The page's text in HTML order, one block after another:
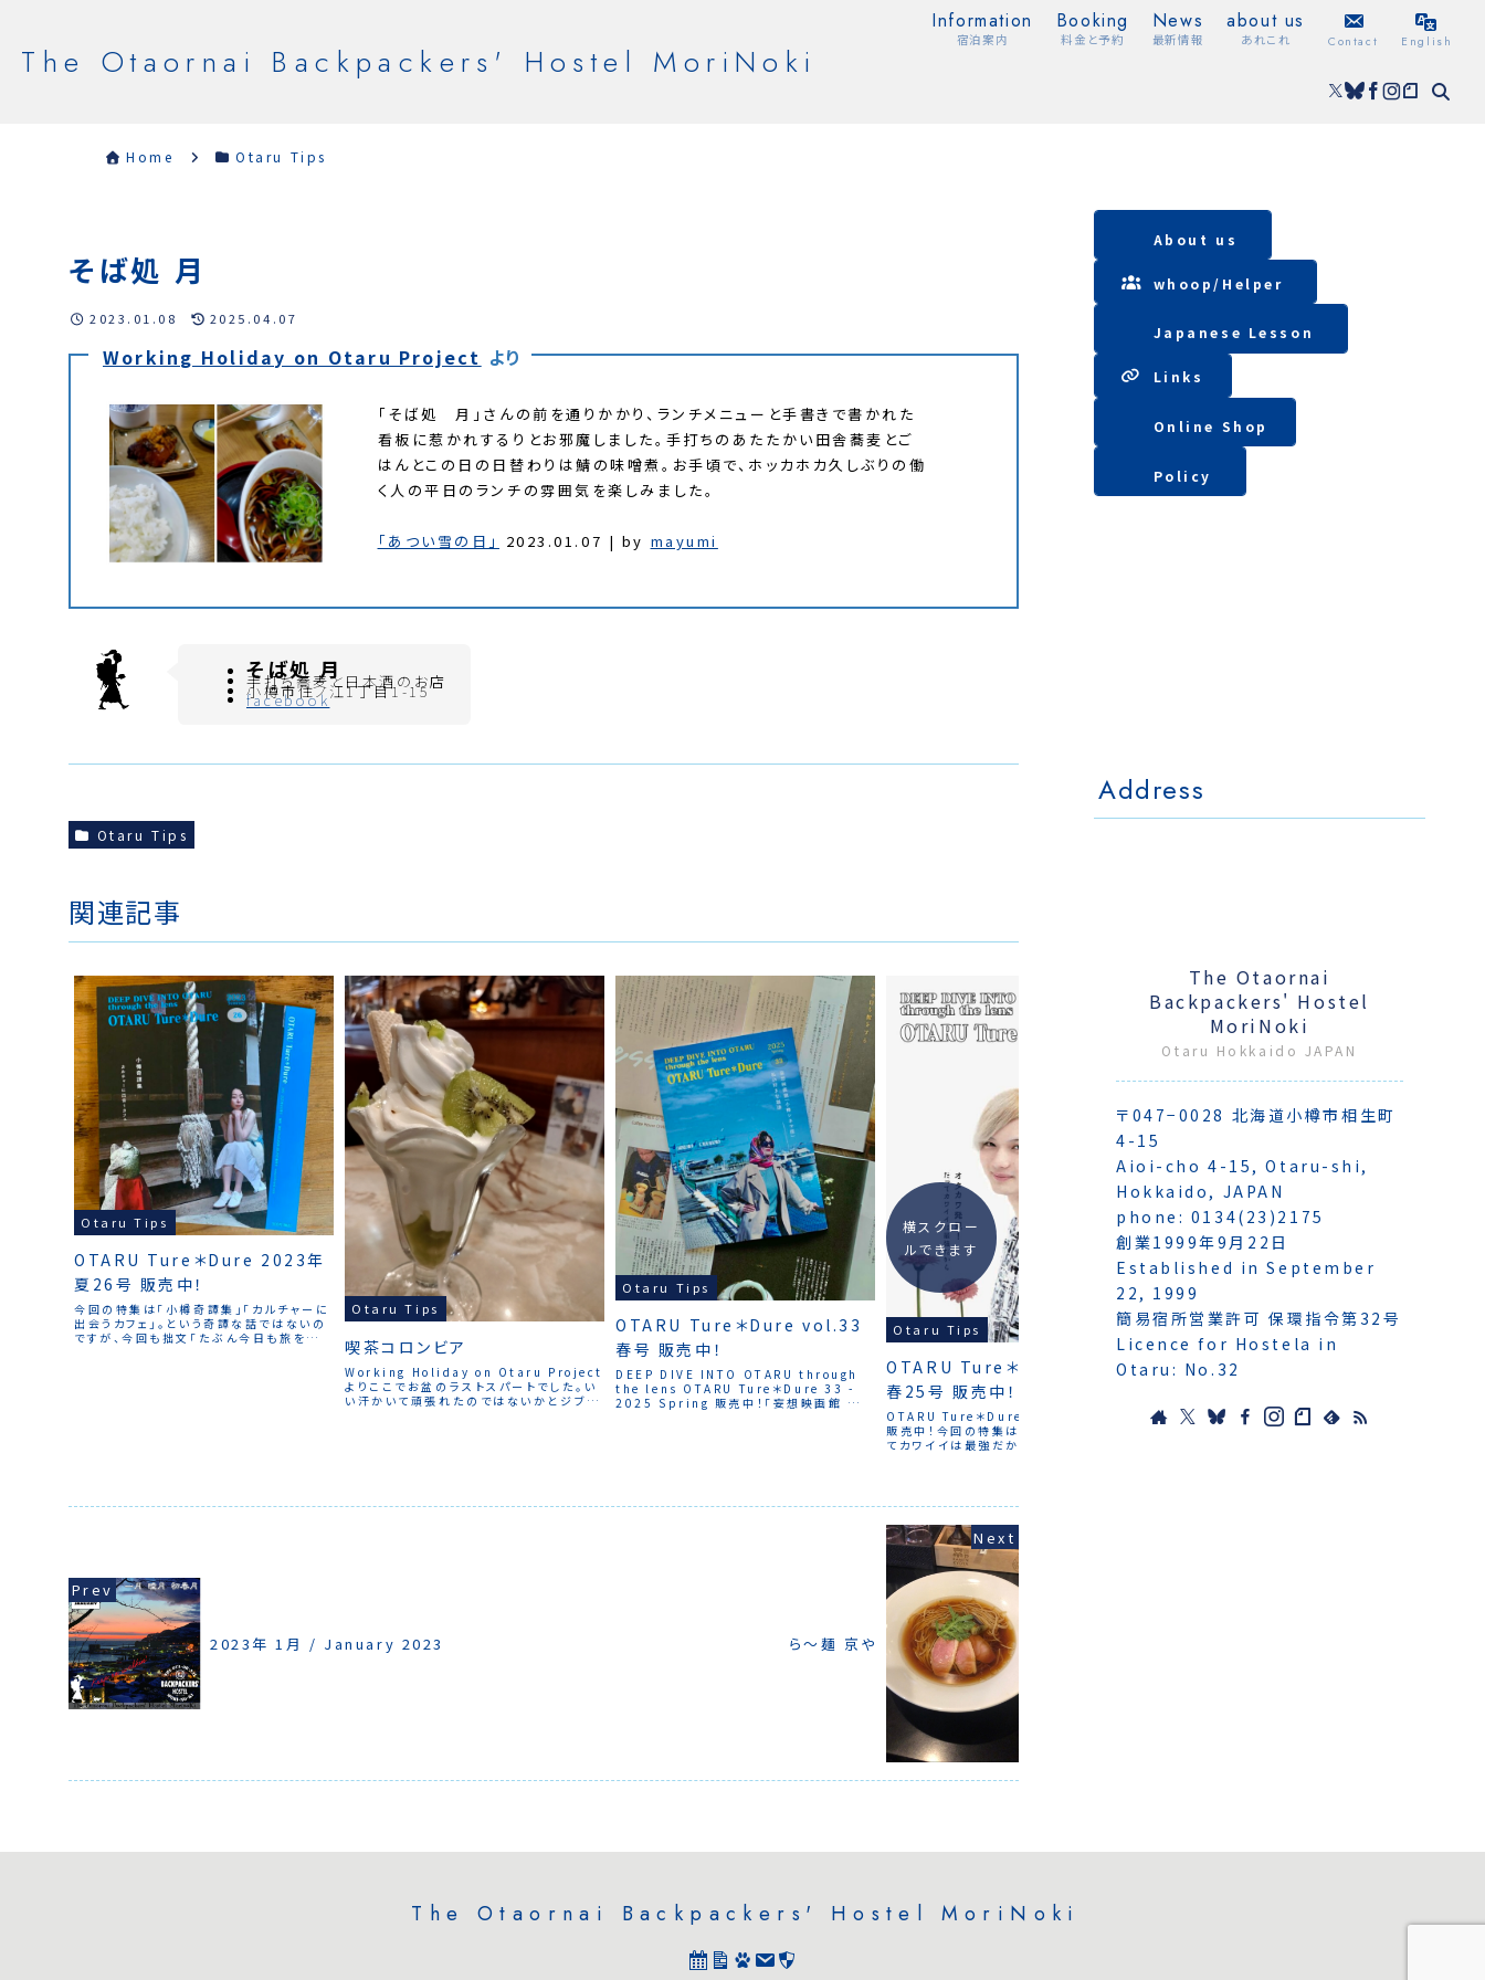
The Otaornai Backpackers' Hostel MoriNoki
Information
宿泊案内
Booking
料金と予約
News
最新情報
about us
あれこれ Contact English
Home Otaru Tips
そば処 月
2023.01.08 2025.04.07
Working Holiday on Otaru Project より
「そば処 月」さんの前を通りかかり、ランチメニューと手書きで書かれた
看板に惹かれするりとお邪魔しました。手打ちのあたたかい田舎蕎麦とご
はんとこの日の日替わりは鯖の味噌煮。お手頃で、ホッカホカ久しぶりの働
く人の平日のランチの雰囲気を楽しみました。
「あつい雪の日」 2023.01.07 | by mayumi
そば処 月
手打ち蕎麦と日本酒のお店
小樽市住ノ江1丁目1-15
facebook
Otaru Tips
関連記事
Otaru Tips
OTARU Ture＊Dure 2023年
夏26号 販売中！
今回の特集は「小樽奇譚集」「カルチャーに
出会うカフェ」。という奇譚な話ではないの
ですが、今回も拙文「たぶん今日も旅をす
Otaru Tips
喫茶コロンビア
Working Holiday on Otaru Project
よりここでお盆のラストスパートでした。い
い汗かいて頑張れたのではないかとジブン
Otaru Tips
OTARU Ture＊Dure vol.33
春号 販売中！
DEEP DIVE INTO OTARU through
the lens OTARU Ture＊Dure 33 -
2025 Spring 販売中！「妄想映画館 小樽
Otaru Tips
OTARU Ture＊Dure 2023年
春25号 販売中！
OTARU Ture＊Dure 2023年 春25号
販売中！今回の特集は「オタカワ発見！だっ
てカワイイは最強だから」。今回も拙文「た
販売中！
Otaru Tips
OTARU Ture＊Dure 2022年
今回の特集は「オタル・朝活のススメ！」。港
町でもあり、小樽には朝早くからやっている
横スクロー
ルできます
2023年 1月 / January 2023 ら～麺 京や
About us
whoop/ Helper
Japanese Lesson
Lin ks
Online Shop
Policy
Address
The Otaornai
Backpackers' Hostel
MoriNoki
Otaru Hokkaido JAPAN
〒047−0028 北海道小樽市相生町
4-15
Aioi-cho 4-15, Otaru-shi,
Hokkaido, JAPAN
phone: 0134(23)2175
創業1999年9月22日
Established in September
22, 1999
簡易宿所営業許可 保環指令第32号
Licence for Hostela in
Otaru: No.32
The Otaornai Backpackers' Hostel MoriNoki